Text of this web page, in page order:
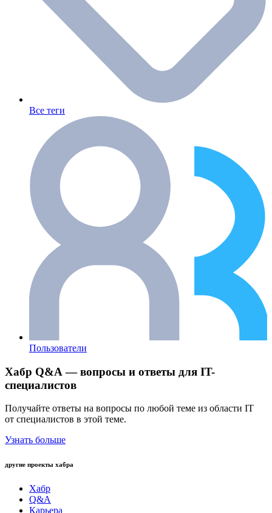
Все теги
Пользователи
Хабр Q&A — вопросы и ответы для IT-
специалистов
Получайте ответы на вопросы по любой теме из области IT
от специалистов в этой теме.
Узнать больше
другие проекты хабра
Хабр
Q&A
Карьера